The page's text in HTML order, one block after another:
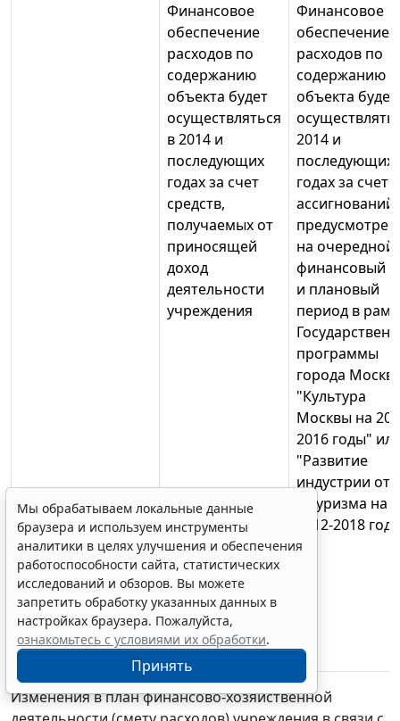
Финансовое
обеспечение
расходов по
содержанию
объекта будет
осуществляться
в 2014 и
последующих
годах за счет
средств,
получаемых от
приносящей
доход
деятельности
учреждения
Финансовое
обеспечение
расходов по
содержанию
объекта будет
2014 и
последующих
годах за счет
ассигнований,
на очередной
финансовый
и плановый
период в
программы
города
"Культура
Москвы на
2016 годы"
"Развитие
индустрии
и туризма на
2012-2018
Изменения в план финансово-хозяйственной
Мы обрабатываем локальные данные
браузера и используем инструменты
аналитики в целях улучшения и обеспечения
работоспособности сайта, статистических
исследований и обзоров. Вы можете
запретить обработку указанных данных в
настройках браузера. Пожалуйста,
ознакомьтесь с условиями их обработки.
Принять